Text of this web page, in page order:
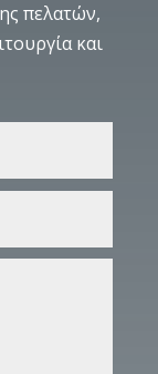
πελατών,
και